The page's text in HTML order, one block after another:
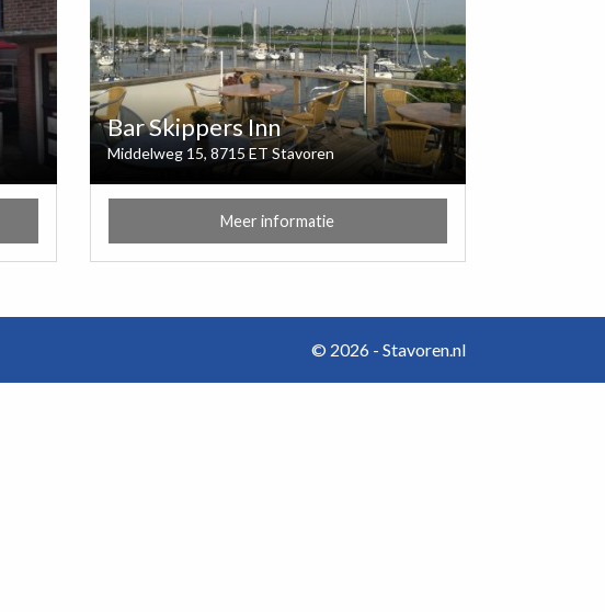
Bar Skippers Inn
Middelweg 15, 8715 ET Stavoren
Meer informatie
© 2026 - Stavoren.nl